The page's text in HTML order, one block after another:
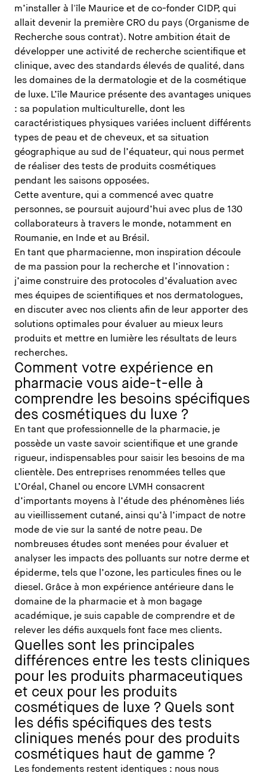
m’installer à l'île Maurice et de co-fonder CIDP, qui
allait devenir la première CRO du pays (Organisme de
Recherche sous contrat). Notre ambition était de
développer une activité de recherche scientifique et
clinique, avec des standards élevés de qualité, dans
les domaines de la dermatologie et de la cosmétique
de luxe. L’île Maurice présente des avantages uniques
: sa population multiculturelle, dont les
caractéristiques physiques variées incluent différents
types de peau et de cheveux, et sa situation
géographique au sud de l’équateur, qui nous permet
de réaliser des tests de produits cosmétiques
pendant les saisons opposées.
Cette aventure, qui a commencé avec quatre
personnes, se poursuit aujourd’hui avec plus de 130
collaborateurs à travers le monde, notamment en
Roumanie, en Inde et au Brésil.
En tant que pharmacienne, mon inspiration découle
de ma passion pour la recherche et l’innovation :
j’aime construire des protocoles d’évaluation avec
mes équipes de scientifiques et nos dermatologues,
en discuter avec nos clients afin de leur apporter des
solutions optimales pour évaluer au mieux leurs
produits et mettre en lumière les résultats de leurs
recherches.
Comment votre expérience en
pharmacie vous aide-t-elle à
comprendre les besoins spécifiques
des cosmétiques du luxe ?
En tant que professionnelle de la pharmacie, je
possède un vaste savoir scientifique et une grande
rigueur, indispensables pour saisir les besoins de ma
clientèle. Des entreprises renommées telles que
L’Oréal, Chanel ou encore LVMH consacrent
d’importants moyens à l’étude des phénomènes liés
au vieillissement cutané, ainsi qu’à l’impact de notre
mode de vie sur la santé de notre peau. De
nombreuses études sont menées pour évaluer et
analyser les impacts des polluants sur notre derme et
épiderme, tels que l’ozone, les particules fines ou le
diesel. Grâce à mon expérience antérieure dans le
domaine de la pharmacie et à mon bagage
académique, je suis capable de comprendre et de
relever les défis auxquels font face mes clients.
Quelles sont les principales
différences entre les tests cliniques
pour les produits pharmaceutiques
et ceux pour les produits
cosmétiques de luxe ? Quels sont
les défis spécifiques des tests
cliniques menés pour des produits
cosmétiques haut de gamme ?
Les fondements restent identiques : nous nous